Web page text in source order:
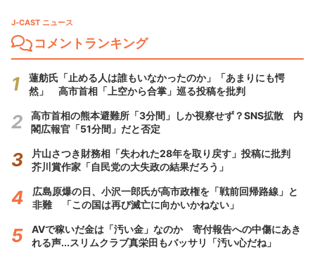
J-CAST ニュース
コメントランキング
蓮舫氏「止める人は誰もいなかったのか」「あまりにも愕
然」 高市首相「上空から合掌」巡る投稿を批判
高市首相の熊本避難所「3分間」しか視察せず？SNS拡散 内
閣広報官「51分間」だと否定
片山さつき財務相「失われた28年を取り戻す」投稿に批判
芥川賞作家「自民党の大失政の結果だろう」
広島原爆の日、小沢一郎氏が高市政権を「戦前回帰路線」と
非難 「この国は再び滅亡に向かいかねない」
AVで稼いだ金は「汚い金」なのか 寄付報告への中傷にあき
れる声...スリムクラブ真栄田もバッサリ「汚い心だね」